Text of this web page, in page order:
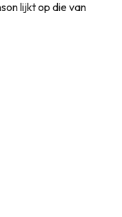
lijkt op die van